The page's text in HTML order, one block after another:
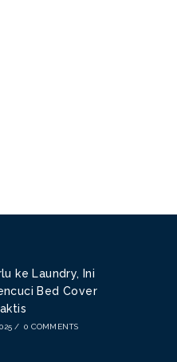
ke Laundry, Ini
Bed Cover
/ 0 COMMENTS